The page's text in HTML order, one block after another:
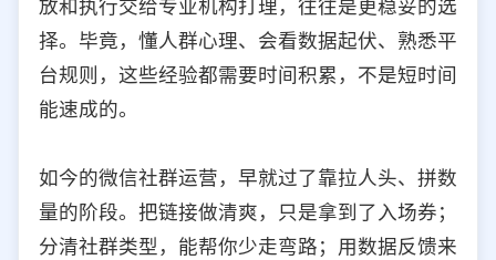
放和执行交给专业机构打理，往往是更稳妥的选
择。毕竟，懂人群心理、会看数据起伏、熟悉平
台规则，这些经验都需要时间积累，不是短时间
能速成的。
如今的微信社群运营，早就过了靠拉人头、拼数
量的阶段。把链接做清爽，只是拿到了入场券；
分清社群类型，能帮你少走弯路；用数据反馈来